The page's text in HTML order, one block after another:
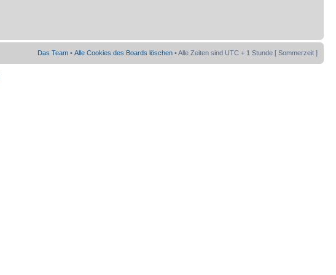
Das Team • Alle Cookies des Boards löschen • Alle Zeiten sind UTC + 1 Stunde [ Sommerzeit ]